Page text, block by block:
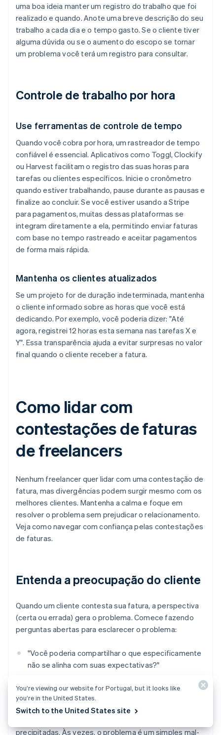
uma boa ideia manter um registro do trabalho que foi
realizado e quando. Anote uma breve descrição do seu
trabalho a cada dia e o tempo gasto. Se o cliente tiver
alguma dúvida ou se o aumento do escopo se tornar
um problema você terá um registro para consultar.
Controle de trabalho por hora
Use ferramentas de controle de tempo
Quando você cobra por hora, um rastreador de tempo
confiável é essencial. Aplicativos como Toggl, Clockify
ou Harvest facilitam o registro das suas horas para
tarefas ou clientes específicos. Inicie o cronômetro
quando estiver trabalhando, pause durante as pausas e
finalize ao concluir. Se você estiver usando a Stripe
para pagamentos, muitas dessas plataformas se
integram diretamente a ela, permitindo enviar faturas
com base no tempo rastreado e aceitar pagamentos
de forma mais rápida.
Mantenha os clientes atualizados
Se um projeto for de duração indeterminada, mantenha
o cliente informado sobre as horas que você está
dedicando. Por exemplo, você poderia dizer: "Até
agora, registrei 12 horas esta semana nas tarefas X e
Y". Essa transparência ajuda a evitar surpresas no valor
final quando o cliente receber a fatura.
Como lidar com
contestações de faturas
de freelancers
Nenhum freelancer quer lidar com uma contestação de
fatura, mas divergências podem surgir mesmo com os
melhores clientes. Mantenha a calma e foque em
resolver o problema sem prejudicar o relacionamento.
Veja como navegar com confiança pelas contestações
de faturas.
Entenda a preocupação do cliente
Quando um cliente contesta sua fatura, a perspectiva
(certa ou errada) gera o problema. Comece fazendo
perguntas abertas para esclarecer o problema:
"Você poderia compartilhar o que especificamente
não se alinha com suas expectativas?"
"Há algum item específico na fatura que você
gostaria de discutir melhor?"
precipitadas. Às vezes, o problema é um simples mal-
You’re viewing our website for Portugal, but it looks like
you’re in the United States.
Switch to the United States site